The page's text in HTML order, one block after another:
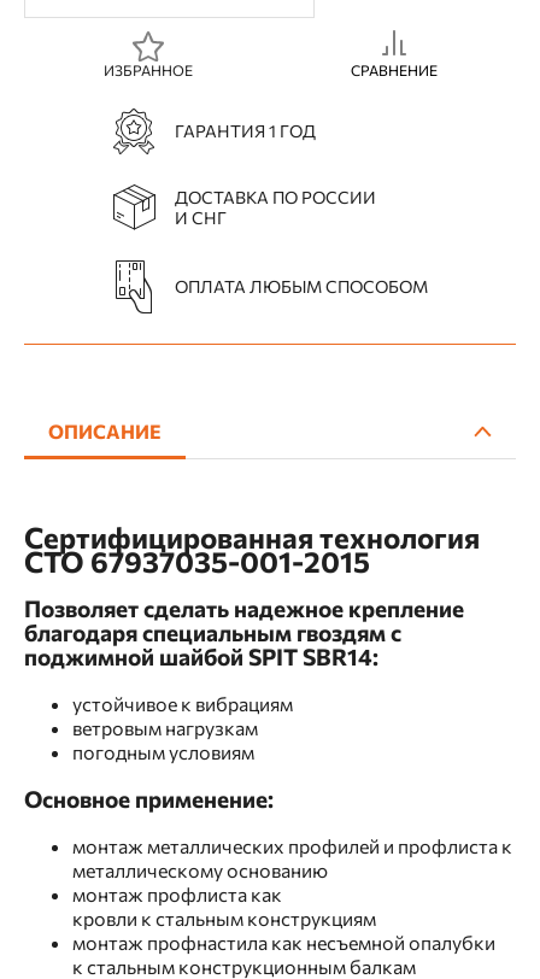
ИЗБРАННОЕ СРАВНЕНИЕ
ГАРАНТИЯ 1 ГОД
ДОСТАВКА ПО РОССИИ
И СНГ
ОПЛАТА ЛЮБЫМ СПОСОБОМ
ОПИСАНИЕ
Сертифицированная технология
СТО 67937035-001-2015
Позволяет сделать надежное крепление
благодаря специальным гвоздям с
поджимной шайбой SPIT SBR14:
устойчивое к вибрациям
ветровым нагрузкам
погодным условиям
Основное применение:
монтаж металлических профилей и профлиста к
металлическому основанию
монтаж профлиста как
кровли к стальным конструкциям
монтаж профнастила как несъемной опалубки
к стальным конструкционным балкам